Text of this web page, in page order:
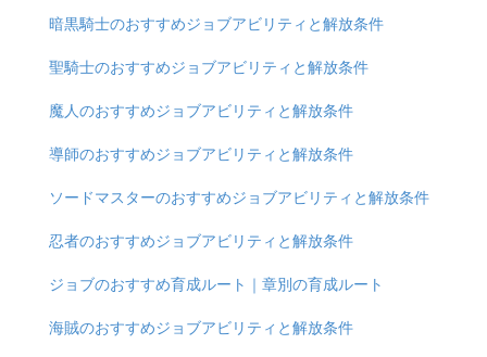
暗黒騎士のおすすめジョブアビリティと解放条件
聖騎士のおすすめジョブアビリティと解放条件
魔人のおすすめジョブアビリティと解放条件
導師のおすすめジョブアビリティと解放条件
ソードマスターのおすすめジョブアビリティと解放条件
忍者のおすすめジョブアビリティと解放条件
ジョブのおすすめ育成ルート｜章別の育成ルート
海賊のおすすめジョブアビリティと解放条件